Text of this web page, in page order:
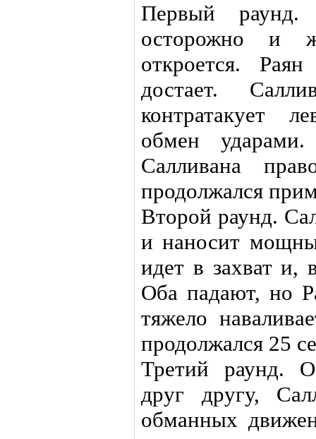
Первый
осторожно и
откроется.
достает.
контратакует
обмен
Салливана
продолжался
Второй раунд.
и наносит
идет в захват и,
Оба падают, но
тяжело
продолжался 25
Третий раунд.
друг другу,
обманных